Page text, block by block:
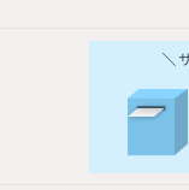
他の人はこんな条件
バス・トイレ別
駐車場あり